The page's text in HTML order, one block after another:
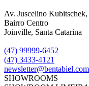
Av. Juscelino
Bairro Centro
Joinville, Santa Catarina
(47) 99999-6452
(47) 3433-4121
SHOWROOMS